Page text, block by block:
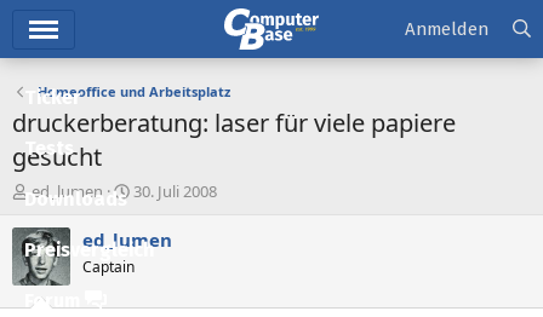
Ticker
Tests
Downloads
Preisvergleich
Forum
Anmelden
Homeoffice und Arbeitsplatz
druckerberatung: laser für viele papiere
gesucht
E
r
s
t
e
ed_lumen
E
s
e
30. Juli 2008
ed_lumen
Captain